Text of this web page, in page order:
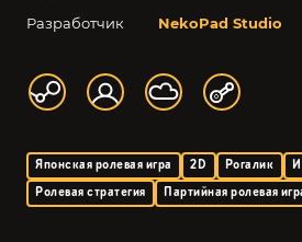
Разработчик
NekoPad Studio
Японская ролевая игра 2D Рогалик
Ролевая стратегия
Партийная ролевая